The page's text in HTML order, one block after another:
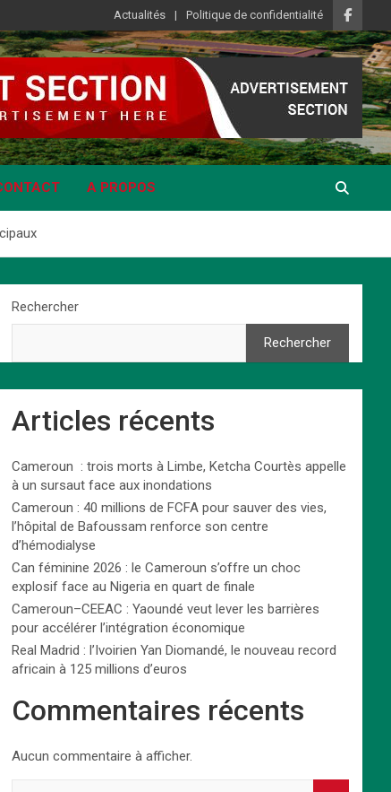
Actualités Politique de confidentialité
A PROPOS
Rechercher
Rechercher
Articles récents
Cameroun : trois morts à Limbe, Ketcha Courtès appelle
à un sursaut face aux inondations
Cameroun : 40 millions de FCFA pour sauver des vies,
l’hôpital de Bafoussam renforce son centre
d’hémodialyse
Can féminine 2026 : le Cameroun s’offre un choc
explosif face au Nigeria en quart de finale
Cameroun–CEEAC : Yaoundé veut lever les barrières
pour accélérer l’intégration économique
Real Madrid : l’Ivoirien Yan Diomandé, le nouveau record
africain à 125 millions d’euros
Commentaires récents
Aucun commentaire à afficher.